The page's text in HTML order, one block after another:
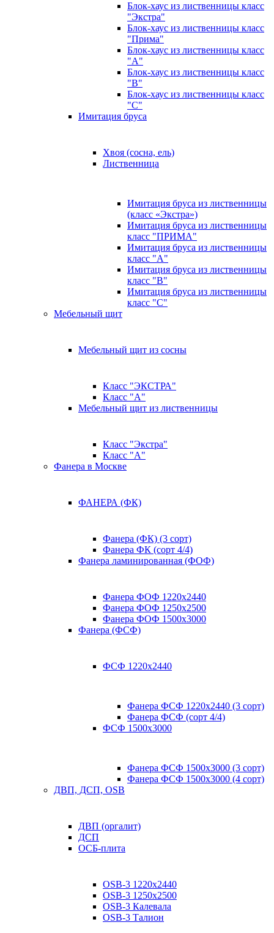
Блок-хаус из лиственницы класс
"Экстра"
Блок-хаус из лиственницы класс
"Прима"
Блок-хаус из лиственницы класс
"А"
Блок-хаус из лиственницы класс
"B"
Блок-хаус из лиственницы класс
"C"
Имитация бруса
Хвоя (сосна, ель)
Лиственница
Имитация бруса из лиственницы
(класс «Экстра»)
Имитация бруса из лиственницы
класс "ПРИМА"
Имитация бруса из лиственницы
класс "А"
Имитация бруса из лиственницы
класс "B"
Имитация бруса из лиственницы
класс "C"
Мебельный щит
Мебельный щит из сосны
Класс "ЭКСТРА"
Класс "А"
Мебельный щит из лиственницы
Класс "Экстра"
Класс "А"
Фанера в Москве
ФАНЕРА (ФК)
Фанера (ФК) (3 сорт)
Фанера ФК (сорт 4/4)
Фанера ламинированная (ФОФ)
Фанера ФОФ 1220x2440
Фанера ФОФ 1250x2500
Фанера ФОФ 1500x3000
Фанера (ФСФ)
ФСФ 1220х2440
Фанера ФСФ 1220х2440 (3 сорт)
Фанера ФСФ (сорт 4/4)
ФСФ 1500х3000
Фанера ФСФ 1500х3000 (3 сорт)
Фанера ФСФ 1500х3000 (4 сорт)
ДВП, ДСП, OSB
ДВП (оргалит)
ДСП
ОСБ-плита
OSB-3 1220х2440
OSB-3 1250х2500
OSB-3 Калевала
OSB-3 Талион